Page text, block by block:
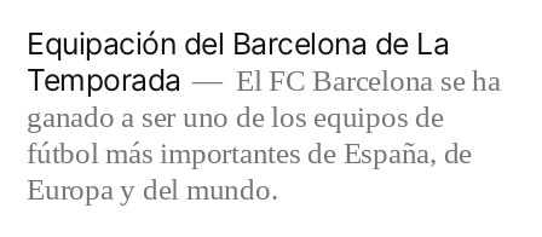
contenido
Equipación del Barcelona de La
Temporada
El FC Barcelona se ha
ganado a ser uno de los equipos de
fútbol más importantes de España, de
Europa y del mundo.